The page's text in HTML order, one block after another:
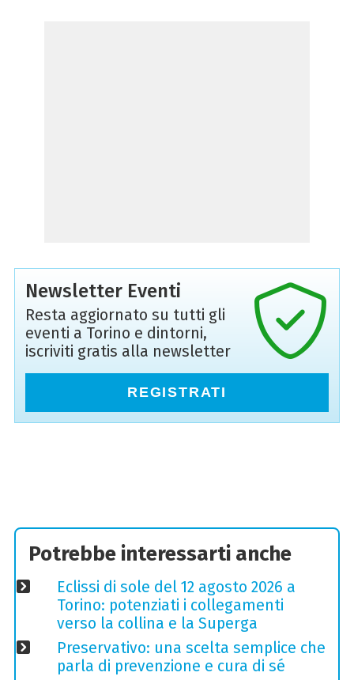
Newsletter Eventi
Resta aggiornato su tutti gli
eventi a Torino e dintorni,
iscriviti gratis alla newsletter
REGISTRATI
Potrebbe interessarti anche
Eclissi di sole del 12 agosto 2026 a
Torino: potenziati i collegamenti
verso la collina e la Superga
Preservativo: una scelta semplice che
parla di prevenzione e cura di sé